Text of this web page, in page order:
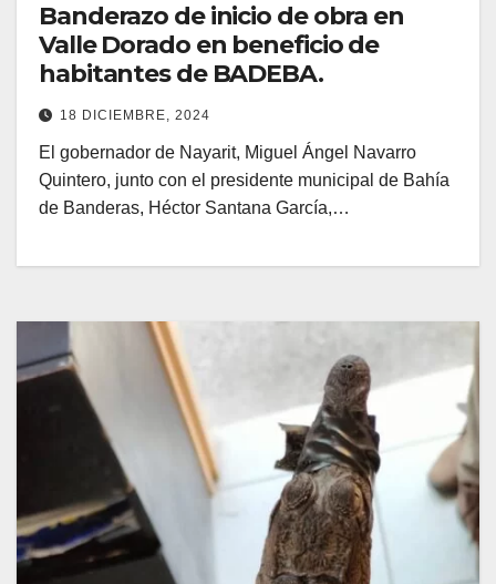
Banderazo de inicio de obra en
Valle Dorado en beneficio de
habitantes de BADEBA.
18 DICIEMBRE, 2024
El gobernador de Nayarit, Miguel Ángel Navarro
Quintero, junto con el presidente municipal de Bahía
de Banderas, Héctor Santana García,…